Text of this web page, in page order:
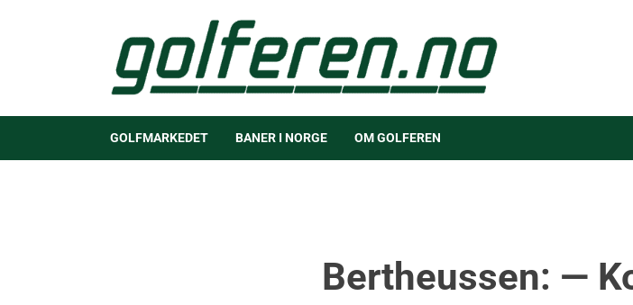
GOLFMARKEDET BANER I NORGE OM GOLFEREN
Bertheussen: —